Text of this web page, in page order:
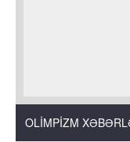
OLIMPIZM